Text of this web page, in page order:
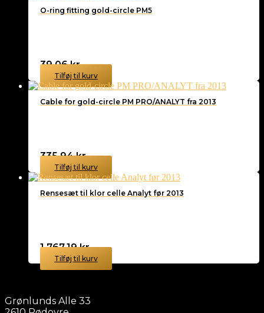
O-ring fitting gold-circle PM5
39,06kr.
Tilføj til kurv
Cable for gold-circle PM PRO/ANALYT fra 2013
335,94kr.
Tilføj til kurv
Rensesæt til klor celle Analyt før 2013
1.767,19kr.
Tilføj til kurv
Grønlunds Alle 33